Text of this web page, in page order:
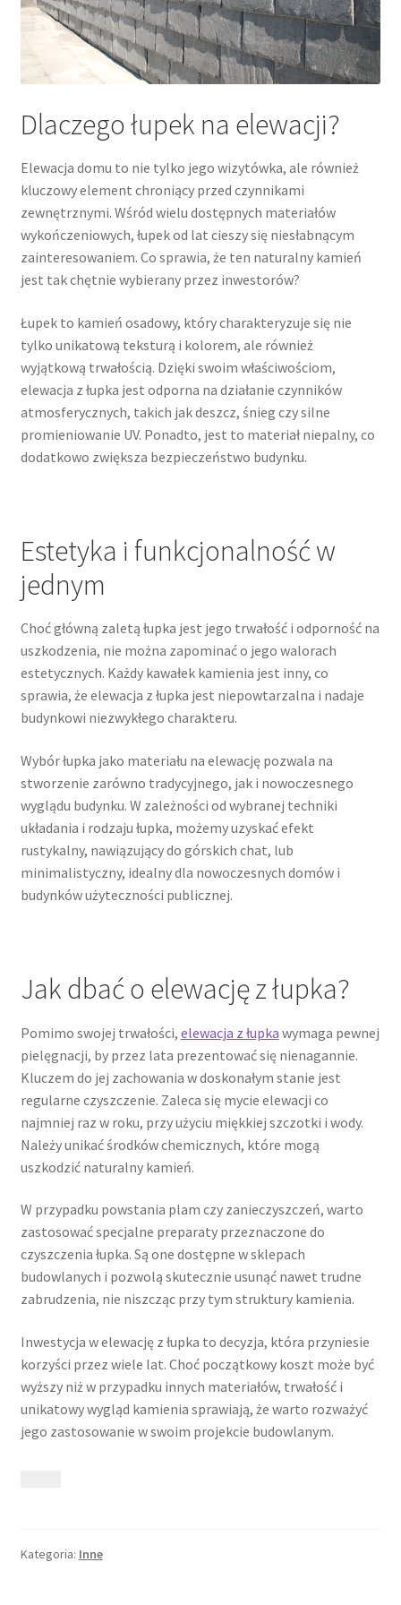
Dlaczego łupek na elewacji?
Elewacja domu to nie tylko jego wizytówka, ale również
kluczowy element chroniący przed czynnikami
zewnętrznymi. Wśród wielu dostępnych materiałów
wykończeniowych, łupek od lat cieszy się niesłabnącym
zainteresowaniem. Co sprawia, że ten naturalny kamień
jest tak chętnie wybierany przez inwestorów?
Łupek to kamień osadowy, który charakteryzuje się nie
tylko unikatową teksturą i kolorem, ale również
wyjątkową trwałością. Dzięki swoim właściwościom,
elewacja z łupka jest odporna na działanie czynników
atmosferycznych, takich jak deszcz, śnieg czy silne
promieniowanie UV. Ponadto, jest to materiał niepalny, co
dodatkowo zwiększa bezpieczeństwo budynku.
Estetyka i funkcjonalność w
jednym
Choć główną zaletą łupka jest jego trwałość i odporność na
uszkodzenia, nie można zapominać o jego walorach
estetycznych. Każdy kawałek kamienia jest inny, co
sprawia, że elewacja z łupka jest niepowtarzalna i nadaje
budynkowi niezwykłego charakteru.
Wybór łupka jako materiału na elewację pozwala na
stworzenie zarówno tradycyjnego, jak i nowoczesnego
wyglądu budynku. W zależności od wybranej techniki
układania i rodzaju łupka, możemy uzyskać efekt
rustykalny, nawiązujący do górskich chat, lub
minimalistyczny, idealny dla nowoczesnych domów i
budynków użyteczności publicznej.
Jak dbać o elewację z łupka?
Pomimo swojej trwałości, elewacja z łupka wymaga pewnej
pielęgnacji, by przez lata prezentować się nienagannie.
Kluczem do jej zachowania w doskonałym stanie jest
regularne czyszczenie. Zaleca się mycie elewacji co
najmniej raz w roku, przy użyciu miękkiej szczotki i wody.
Należy unikać środków chemicznych, które mogą
uszkodzić naturalny kamień.
W przypadku powstania plam czy zanieczyszczeń, warto
zastosować specjalne preparaty przeznaczone do
czyszczenia łupka. Są one dostępne w sklepach
budowlanych i pozwolą skutecznie usunąć nawet trudne
zabrudzenia, nie niszcząc przy tym struktury kamienia.
Inwestycja w elewację z łupka to decyzja, która przyniesie
korzyści przez wiele lat. Choć początkowy koszt może być
wyższy niż w przypadku innych materiałów, trwałość i
unikatowy wygląd kamienia sprawiają, że warto rozważyć
jego zastosowanie w swoim projekcie budowlanym.
Kategoria: Inne